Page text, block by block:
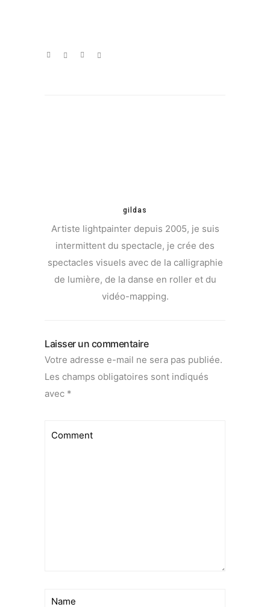
gildas
Artiste lightpainter depuis 2005, je suis
intermittent du spectacle, je crée des
spectacles visuels avec de la calligraphie
de lumière, de la danse en roller et du
vidéo-mapping.
Laisser un commentaire
Votre adresse e-mail ne sera pas publiée.
Les champs obligatoires sont indiqués
avec *